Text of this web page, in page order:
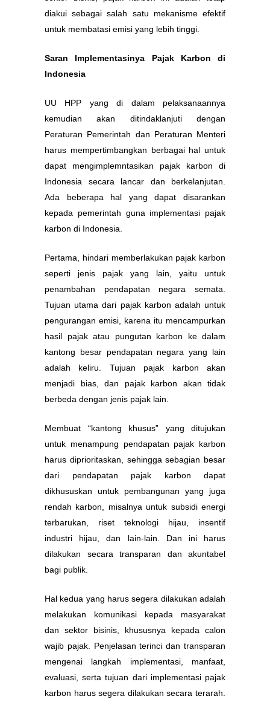
diakui sebagai salah satu mekanisme efektif
untuk membatasi emisi yang lebih tinggi.
Saran Implementasinya Pajak Karbon di
Indonesia
UU HPP yang di dalam pelaksanaannya
kemudian akan ditindaklanjuti dengan
Peraturan Pemerintah dan Peraturan Menteri
harus mempertimbangkan berbagai hal untuk
dapat mengimplemntasikan pajak karbon di
Indonesia secara lancar dan berkelanjutan.
Ada beberapa hal yang dapat disarankan
kepada pemerintah guna implementasi pajak
karbon di Indonesia.
Pertama, hindari memberlakukan pajak karbon
seperti jenis pajak yang lain, yaitu untuk
penambahan pendapatan negara semata.
Tujuan utama dari pajak karbon adalah untuk
pengurangan emisi, karena itu mencampurkan
hasil pajak atau pungutan karbon ke dalam
kantong besar pendapatan negara yang lain
adalah keliru. Tujuan pajak karbon akan
menjadi bias, dan pajak karbon akan tidak
berbeda dengan jenis pajak lain.
Membuat “kantong khusus” yang ditujukan
untuk menampung pendapatan pajak karbon
harus diprioritaskan, sehingga sebagian besar
dari pendapatan pajak karbon dapat
dikhususkan untuk pembangunan yang juga
rendah karbon, misalnya untuk subsidi energi
terbarukan, riset teknologi hijau, insentif
industri hijau, dan lain-lain. Dan ini harus
dilakukan secara transparan dan akuntabel
bagi publik.
Hal kedua yang harus segera dilakukan adalah
melakukan komunikasi kepada masyarakat
dan sektor bisinis, khususnya kepada calon
wajib pajak. Penjelasan terinci dan transparan
mengenai langkah implementasi, manfaat,
evaluasi, serta tujuan dari implementasi pajak
karbon harus segera dilakukan secara terarah.